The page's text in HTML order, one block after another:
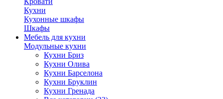
Кухни
Кухонные шкафы
Шкафы
Мебель для кухни
Модульные кухни
Кухни Бриз
Кухни Олива
Кухни Барселона
Кухни Бруклин
Кухни Гренада